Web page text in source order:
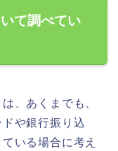
て調べてい
、あくまでも、
や銀行振り込
いる場合に考え